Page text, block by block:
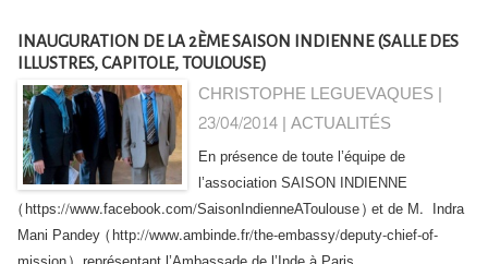
INAUGURATION DE LA 2ÈME SAISON INDIENNE (SALLE DES
ILLUSTRES, CAPITOLE, TOULOUSE)
CHRISTOPHE LEGUEVAQUES |
23/04/2014|ACTUALITÉS
En présence de toute l’équipe de
l’association SAISON INDIENNE
(https://www.facebook.com/SaisonIndienneAToulouse) et de M. Indra
Mani Pandey (http://www.ambinde.fr/the-embassy/deputy-chief-of-